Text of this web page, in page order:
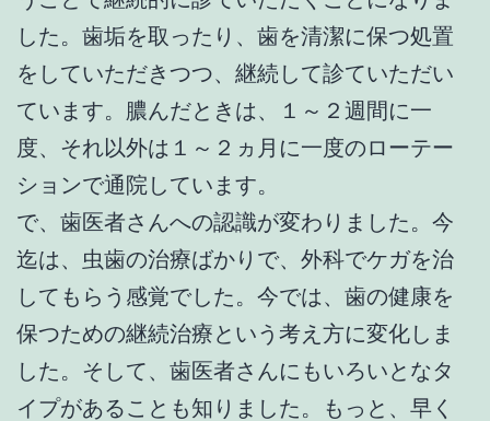
した。歯垢を取ったり、歯を清潔に保つ処置
をしていただきつつ、継続して診ていただい
ています。膿んだときは、１～２週間に一
度、それ以外は１～２ヵ月に一度のローテー
ションで通院しています。
で、歯医者さんへの認識が変わりました。今
迄は、虫歯の治療ばかりで、外科でケガを治
してもらう感覚でした。今では、歯の健康を
保つための継続治療という考え方に変化しま
した。そして、歯医者さんにもいろいとなタ
イプがあることも知りました。もっと、早く